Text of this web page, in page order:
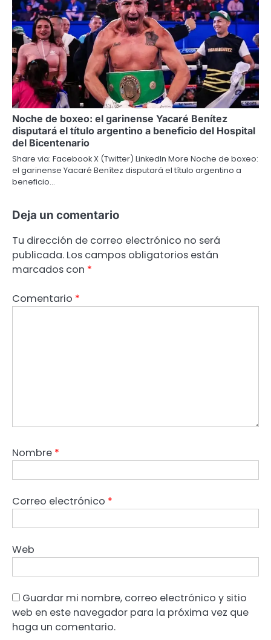
Noche de boxeo: el garinense Yacaré Benítez
disputará el título argentino a beneficio del Hospital
del Bicentenario
Share via: Facebook X (Twitter) LinkedIn More Noche de boxeo:
el garinense Yacaré Benítez disputará el título argentino a
beneficio…
Deja un comentario
Tu dirección de correo electrónico no será
publicada. Los campos obligatorios están
marcados con *
Comentario *
Nombre *
Correo electrónico *
Web
Guardar mi nombre, correo electrónico y sitio
web en este navegador para la próxima vez que
haga un comentario.